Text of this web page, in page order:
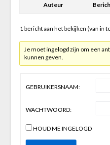
Auteur
1 bericht aan het bekijken (van in
Je moet ingelogd zijn om een
kunnen geven.
GEBRUIKERSNAAM:
WACHTWOORD:
HOUD ME INGELOGD